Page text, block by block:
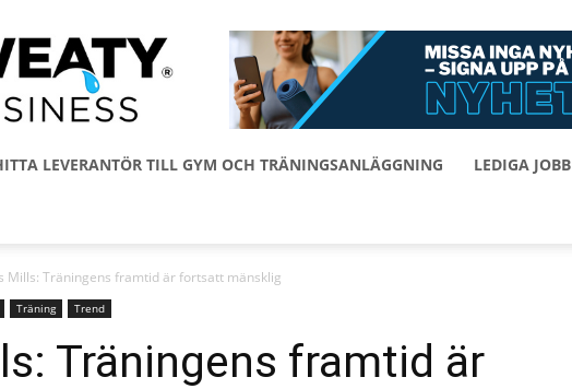
Sweaty
Business
LEVERANTÖR TILL GYM OCH TRÄNINGSANLÄGGNING LEDIGA JOBB
Mills: Träningens framtid är fortsatt mänsklig
Träning Trend
Träningens framtid är